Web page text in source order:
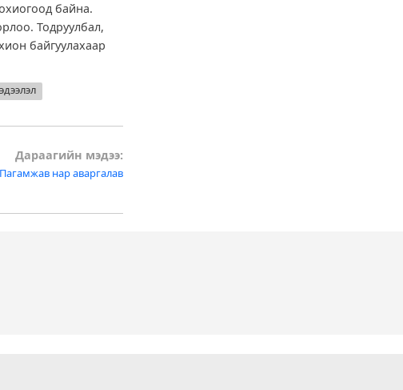
байна.
Тодруулбал,
байгуулахаар
Дараагийн мэдээ:
нар аваргалав